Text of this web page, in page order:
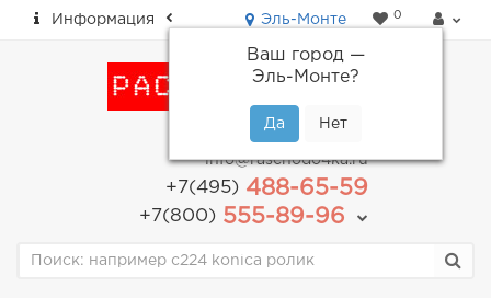
Информация Эль-Монте
Ваш город —
Эль-Монте?
0
пн-пт: с 9.00 до 18.00
info@raschodo4ka.ru
+7(495)488-65-59
+7(800)555-89-96